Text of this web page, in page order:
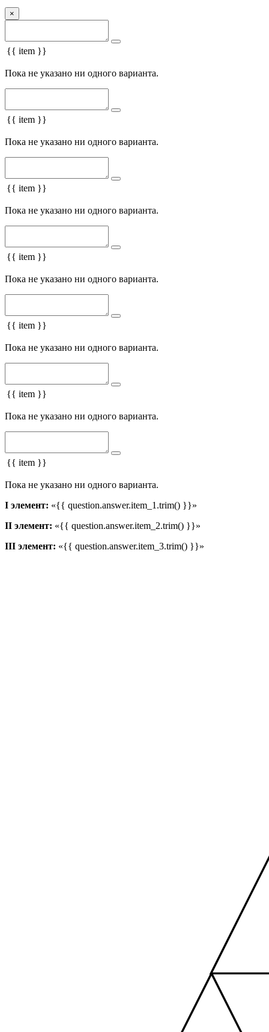
×
{{ item }}
Пока не указано ни одного варианта.
{{ item }}
Пока не указано ни одного варианта.
{{ item }}
Пока не указано ни одного варианта.
{{ item }}
Пока не указано ни одного варианта.
{{ item }}
Пока не указано ни одного варианта.
{{ item }}
Пока не указано ни одного варианта.
{{ item }}
Пока не указано ни одного варианта.
I элемент: «{{ question.answer.item_1.trim() }}»
II элемент: «{{ question.answer.item_2.trim() }}»
III элемент: «{{ question.answer.item_3.trim() }}»